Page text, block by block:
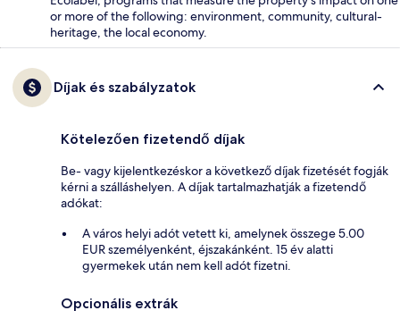
or more of the following: environment, community, cultural-
heritage, the local economy.
Díjak és szabályzatok
Kötelezően fizetendő díjak
Be- vagy kijelentkezéskor a következő díjak fizetését fogják
kérni a szálláshelyen. A díjak tartalmazhatják a fizetendő
adókat:
A város helyi adót vetett ki, amelynek összege 5.00
EUR személyenként, éjszakánként. 15 év alatti
gyermekek után nem kell adót fizetni.
Opcionális extrák